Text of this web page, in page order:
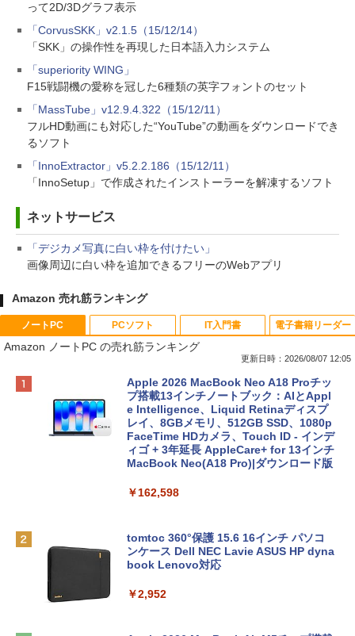
って2D/3Dグラフ表示
「CorvusSKK」v2.1.5（15/12/14）
「SKK」の操作性を再現した日本語入力システム
「superiority WING」
F15戦闘機の愛称を冠した6種類の英字フォントのセット
「MassTube」v12.9.4.322（15/12/11）
フルHD動画にも対応した“YouTube”の動画をダウンロードでき
るソフト
「InnoExtractor」v5.2.2.186（15/12/11）
「InnoSetup」で作成されたインストーラーを解凍するソフト
ネットサービス
「デジカメ写真に白い枠を付けたい」
画像周辺に白い枠を追加できるフリーのWebアプリ
Amazon 売れ筋ランキング
ノートPC
Amazon ノートPC の売れ筋ランキング
更新日時：2026/08/07 12:05
Apple 2026 MacBook Neo A18 Proチッ
プ搭載13インチノートブック：AIとAppl
e Intelligence、Liquid Retinaディスプ
レイ、8GBメモリ、512GB SSD、1080p
FaceTime HDカメラ、Touch ID - インデ
ィゴ + 3年延長 AppleCare+ for 13インチ
MacBook Neo(A18 Pro)|ダウンロード版
￥162,598
tomtoc 360°保護 15.6 16インチ パソコ
ンケース Dell NEC Lavie ASUS HP dyna
book Lenovo対応
￥2,952
PCソフト IT入門書 電子書籍リーダー